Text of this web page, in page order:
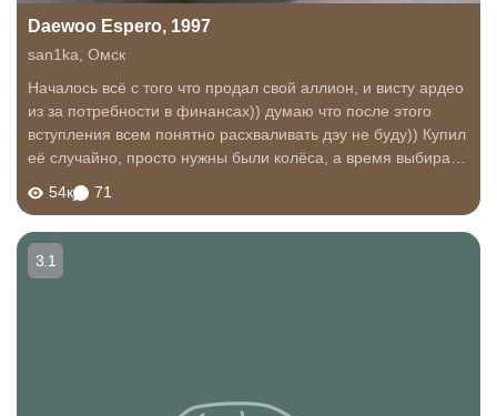
Daewoo Espero, 1997
san1ka Омск
Началось всё с того что продал свой аллион, и висту ардео
из за потребности в финансах)) думаю что после этого
вступления всем понятно расхваливать дэу не буду)) Купил
её случайно, просто нужны были колёса, а время выбирать
всего 100 тыс, это...
54к 71
3.1